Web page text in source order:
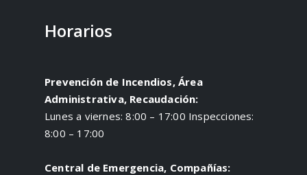
Horarios
Prevención de Incendios, Área
Administrativa, Recaudación:
Lunes a viernes: 8:00 – 17:00 Inspecciones:
8:00 – 17:00
Central de Emergencia, Compañías: